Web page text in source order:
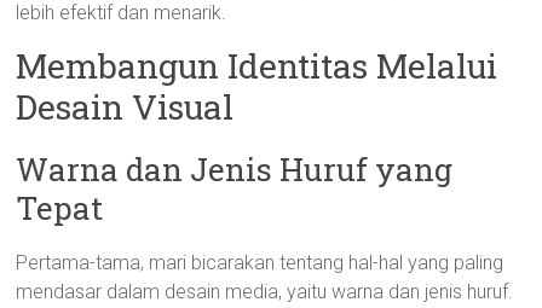
lebih efektif dan menarik.
Membangun Identitas Melalui
Desain Visual
Warna dan Jenis Huruf yang
Tepat
Pertama-tama, mari bicarakan tentang hal-hal yang paling
mendasar dalam desain media, yaitu warna dan jenis huruf.